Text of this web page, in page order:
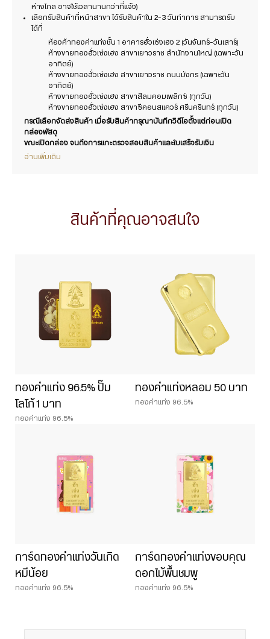
ห่างไกล อาจใช้เวลานานกว่าที่แจ้ง)
เลือกรับสินค้าที่หน้าสาขา ได้รับสินค้าใน 2-3 วันทำการ สามารถรับ
ได้ที่
ห้องค้าทองคำแท่งชั้น 1 อาคารฮั่วเซ่งเฮง 2 (วันจันทร์-วันเสาร์)
ห้างขายทองฮั่วเซ่งเฮง สาขาเยาวราช สำนักงานใหญ่ (เฉพาะวัน
อาทิตย์)
ห้างขายทองฮั่วเซ่งเฮง สาขาเยาวราช ถนนมังกร (เฉพาะวัน
อาทิตย์)
ห้างขายทองฮั่วเซ่งเฮง สาขาสีลมคอมเพล็กซ์ (ทุกวัน)
ห้างขายทองฮั่วเซ่งเฮง สาขาซีคอนสแควร์ ศรีนครินทร์ (ทุกวัน)
กรณีเลือกจัดส่งสินค้า เมื่อรับสินค้ากรุณาบันทึกวิดีโอตั้งแต่ก่อนเปิด
กล่องพัสดุ
ขณะเปิดกล่อง จนถึงการแกะตรวจสอบสินค้าและใบเสร็จรับเงิน
อ่านเพิ่มเติม
สินค้าที่คุณอาจสนใจ
ทองคำแท่ง 96.5% ปั๊ม
โลโก้ 1 บาท
ทองคำแท่ง 96.5%
ทองคำแท่งหลอม 50 บาท
ทองคำแท่ง 96.5%
การ์ดทองคำแท่งวันเกิด
หมีน้อย
ทองคำแท่ง 96.5%
การ์ดทองคำแท่งขอบคุณ
ดอกไม้พื้นชมพู
ทองคำแท่ง 96.5%